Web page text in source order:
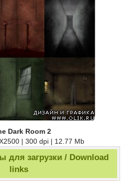
Dark Room 2
| 300 dpi | 12.77 Mb
загрузки / Download
links